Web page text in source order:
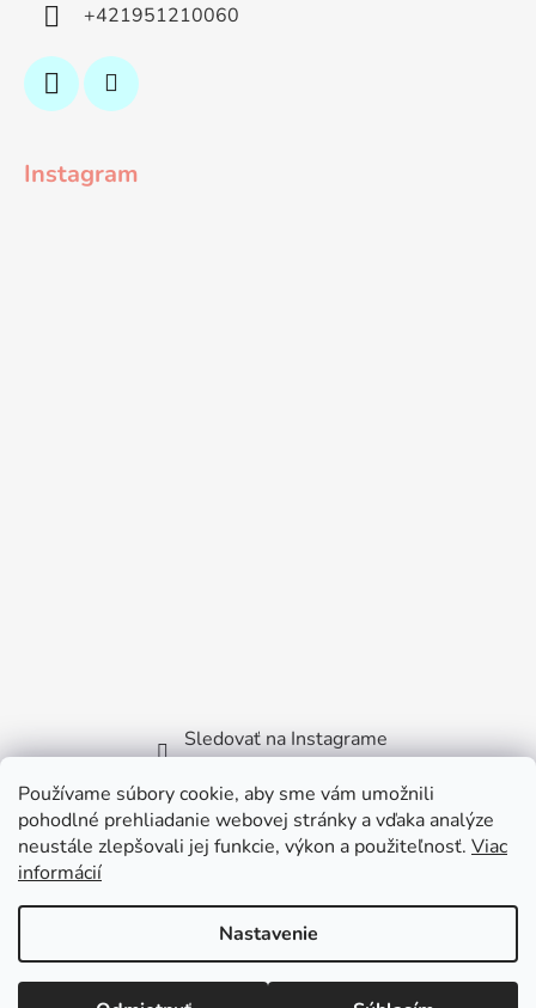
Používame súbory cookie, aby sme vám umožnili
pohodlné prehliadanie webovej stránky a vďaka analýze
neustále zlepšovali jej funkcie, výkon a použiteľnosť. Viac
informácií
Nastavenie
+421951210060
Instagram
Sledovať na Instagrame
Facebook
Vytvoril Shoptet
Copyright 2026Littlebird.sk. Všetky práva vyhradené.